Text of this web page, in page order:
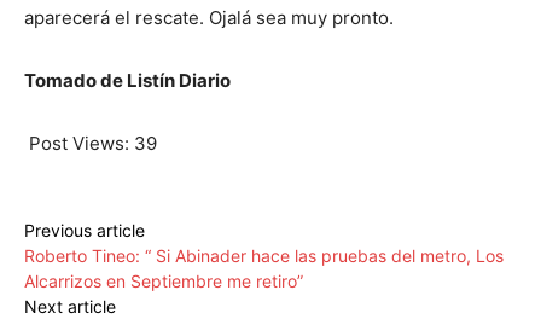
aparecerá el rescate. Ojalá sea muy pronto.
Tomado de Listín Diario
Post Views: 39
Previous article
Roberto Tineo: “ Si Abinader hace las pruebas del metro, Los
Alcarrizos en Septiembre me retiro”
Next article